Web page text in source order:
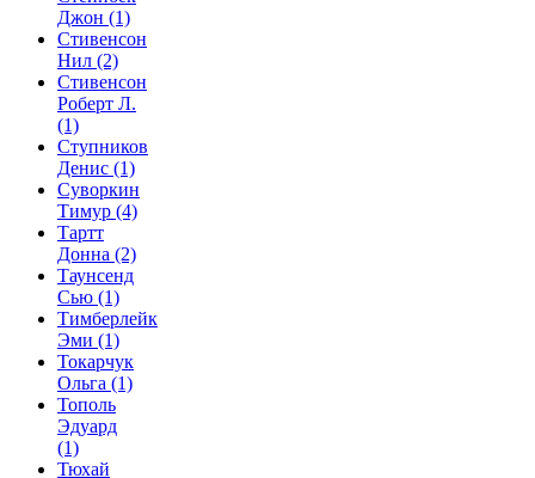
Джон (1)
Стивенсон
Нил (2)
Стивенсон
Роберт Л.
(1)
Ступников
Денис (1)
Суворкин
Тимур (4)
Тартт
Донна (2)
Таунсенд
Сью (1)
Тимберлейк
Эми (1)
Токарчук
Ольга (1)
Тополь
Эдуард
(1)
Тюхай